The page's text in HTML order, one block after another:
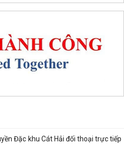
quán triệt Nghị quyết Hội nghị Trung
bá trá hình các trang cá cược trực